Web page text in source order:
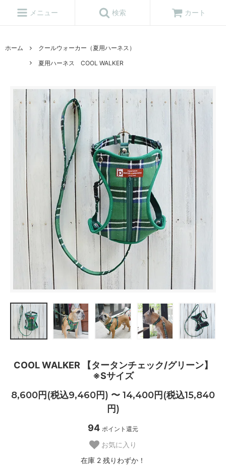
メニュー 検索 カート
ホーム
クールウォーカー（夏用ハーネス）
夏用ハーネス COOL WALKER
COOL WALKER 【タータンチェック/グリーン】
※Sサイズ
8,600円(税込9,460円) 〜 14,400円(税込15,840
円)
94 ポイント還元
お気に入り
在庫 2 残りわずか！